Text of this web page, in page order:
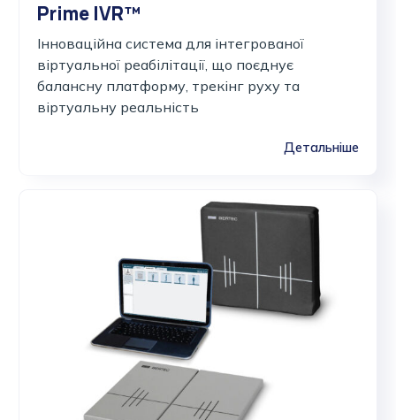
Prime IVR™
Інноваційна система для інтегрованої
віртуальної реабілітації, що поєднує
балансну платформу, трекінг руху та
віртуальну реальність
Детальніше